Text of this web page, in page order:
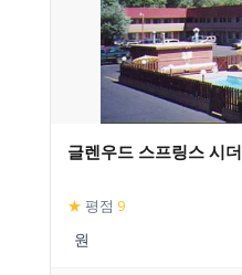
글렌우드 스프링스 시
★ 평점 9